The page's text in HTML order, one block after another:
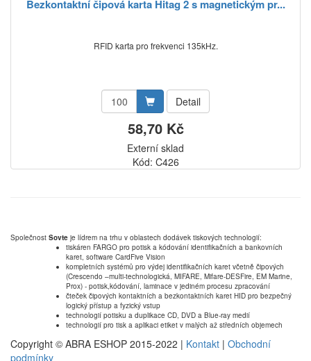
Bezkontaktní čipová karta Hitag 2 s magnetickým pr...
RFID karta pro frekvenci 135kHz.
Detail
58,70 Kč
Externí sklad
Kód: C426
Společnost Sovte je lídrem na trhu v oblastech dodávek tiskových technologií:
tiskáren FARGO pro potisk a kódování identifikačních a bankovních
karet, software CardFive Vision
kompletních systémů pro výdej identifikačních karet včetně čipových
(Crescendo –multi-technologická, MIFARE, Mifare-DESFire, EM Marine,
Prox) - potisk,kódování, laminace v jediném procesu zpracování
čteček čipových kontaktních a bezkontaktních karet HID pro bezpečný
logický přístup a fyzický vstup
technologií potisku a duplikace CD, DVD a Blue-ray medií
technologií pro tisk a aplikaci etiket v malých až středních objemech
Copyright © ABRA ESHOP 2015-2022 | Kontakt | Obchodní
podmínky